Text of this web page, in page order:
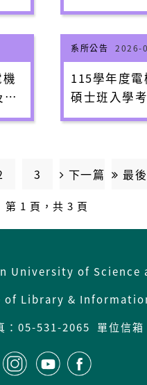
教
教授級以上
教
系所公告 2026-
115學年度電
碩士班入學
間表與注意
3 下一篇 最後
第 1 頁，共 3 頁
University of Science
of Library &
：05-531-2065 單位信